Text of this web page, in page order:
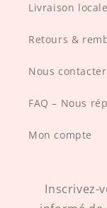
Livraison
Retours &
Nous contacter
FAQ – Nous
Mon compte
Inscrivez-